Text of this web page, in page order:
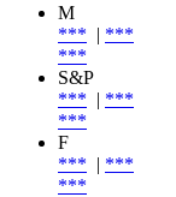
M
*** | ***
***
S&P
*** | ***
***
F
*** | ***
***